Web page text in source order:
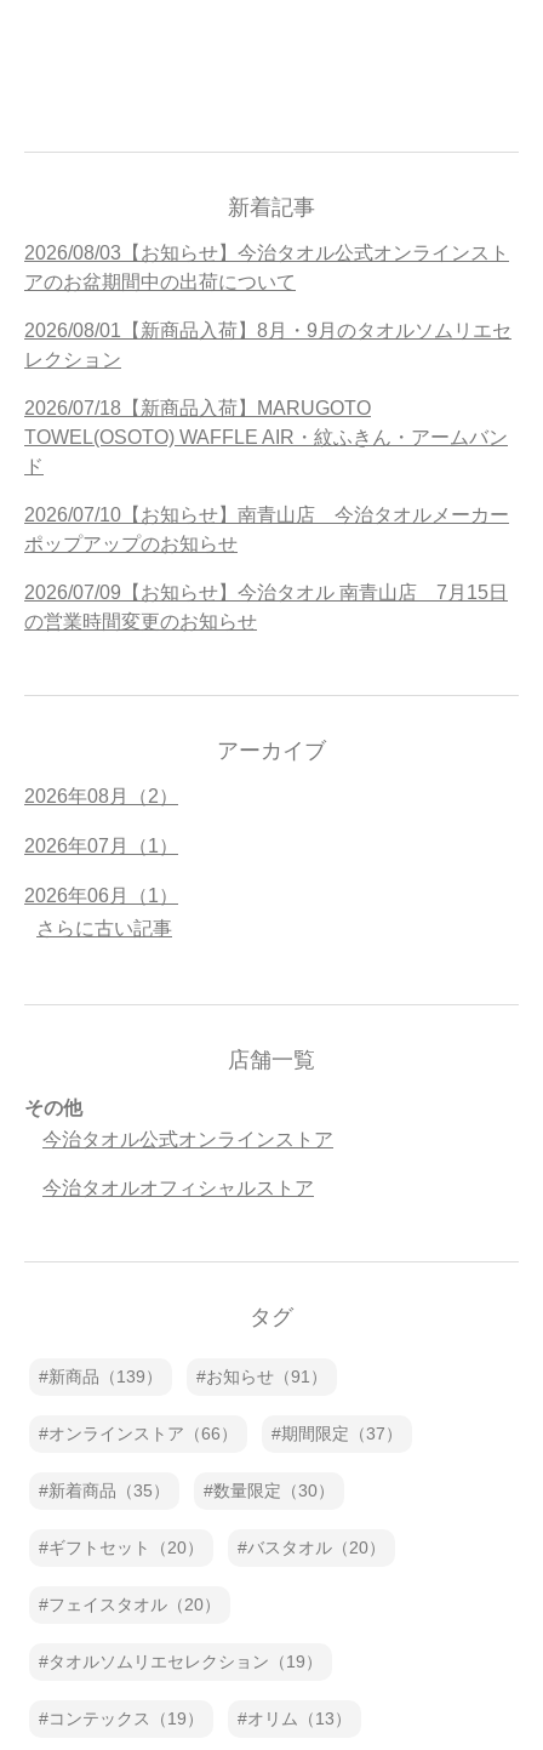
新着記事
2026/08/03【お知らせ】今治タオル公式オンラインスト
アのお盆期間中の出荷について
2026/08/01【新商品入荷】8月・9月のタオルソムリエセ
レクション
2026/07/18【新商品入荷】MARUGOTO
TOWEL(OSOTO) WAFFLE AIR・紋ふきん・アームバン
ド
2026/07/10【お知らせ】南青山店 今治タオルメーカー
ポップアップのお知らせ
2026/07/09【お知らせ】今治タオル 南青山店 7月15日
の営業時間変更のお知らせ
アーカイブ
2026年08月（2）
2026年07月（1）
2026年06月（1）
さらに古い記事
店舗一覧
その他
今治タオル公式オンラインストア
今治タオルオフィシャルストア
タグ
新商品（139） お知らせ（91）
オンラインストア（66） 期間限定（37）
新着商品（35） 数量限定（30）
ギフトセット（20） バスタオル（20）
フェイスタオル（20）
タオルソムリエセレクション（19）
コンテックス（19） オリム（13）